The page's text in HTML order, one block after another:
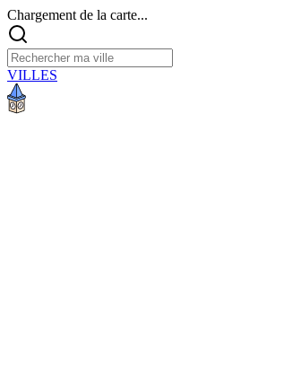
Chargement de la carte...
VILLES